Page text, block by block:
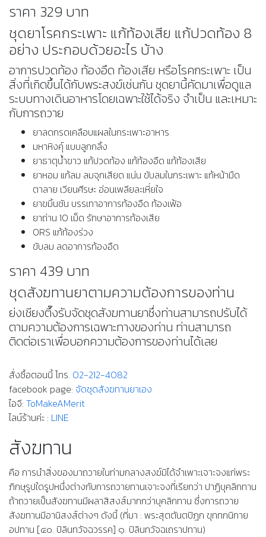
ราคา 329 บาท
ชุดยาโรคกระเพาะ แก้ท้องเสีย แก้ปวดท้อง 8
อย่าง ประกอบด้วยอะไร บ้าง
อาการปวดท้อง ท้องอืด ท้องเสีย หรือโรคกระเพาะ เป็น
สิ่งที่เกิดขึ้นได้กับพระสงฆ์เช่นกัน ชุดยานี้คัดมาเพื่อดูแล
ระบบทางเดินอาหารโดยเฉพาะใช้ได้จริง จำเป็น และเหมาะ
กับการถวาย
ยาลดกรดเคลือบแผลในกระเพาะอาหาร
มหาหิงคุ์ แบบลูกกลิ้ง
ยาธาตุน้ำขาว แก้ปวดท้อง แก้ท้องอืด แก้ท้องเสีย
ยาหอม แก้ลม ลมจุกเสียด แน่น ขับลมในกระเพาะ แก้หน้ามืด
ตาลาย เวียนศีรษะ อ่อนเพลียละเหี่ยใจ
ยาขมิ้นชัน บรรเทาอาการท้องอืด ท้องเฟ้อ
ยาถ่าน 10 เม็ด รักษาอาการท้องเสีย
ORS แก้ท้องร่วง
ขับลม ลดอาการท้องอืด
ราคา 439 บาท
ชุดสังฆทานยาตามความต้องการของท่าน
ย่งเชียงตึ๊งรับจัดชุดสังฆทานยาซึ่งท่านสามารถปรับได้
ตามความต้องการเฉพาะทางของท่าน ท่านสามารถ
ติดต่อเราเพื่อบอกความต้องการของท่านได้เลย
สั่งซื้อตอนนี้ โทร. 02-212-4082
facebook page: จัดชุดสังฆทานยาเอง
ไอจี: ToMakeAMerit
ไลน์ร้านค่ะ : LINE
สังฆทาน
คือ การนำสิ่งของมาถวายในท่ามกลางสงฆ์มิได้จำเพาะเจาะจงแก่พระ
ภิกษุรูปใดรูปหนึ่งต่างกับการถวายทานเจาะจงที่เรียกว่า ปาฏิบุคลิกทาน
ถ้าถวายเป็นสังฆทานมีผลาสิสงส์มากกว่าบุคลิกทาน ซึ่งการถวาย
สังฆทานมีอานิสงส์ต่างๆ ดังนี้ (ที่มา : พระสุตตันตปิฎก ขุททกนิกาย
อปทาน [๔๐. ปิลินทวัจฉวรรค] ๑. ปิลินทวัจฉเถราปทาน)